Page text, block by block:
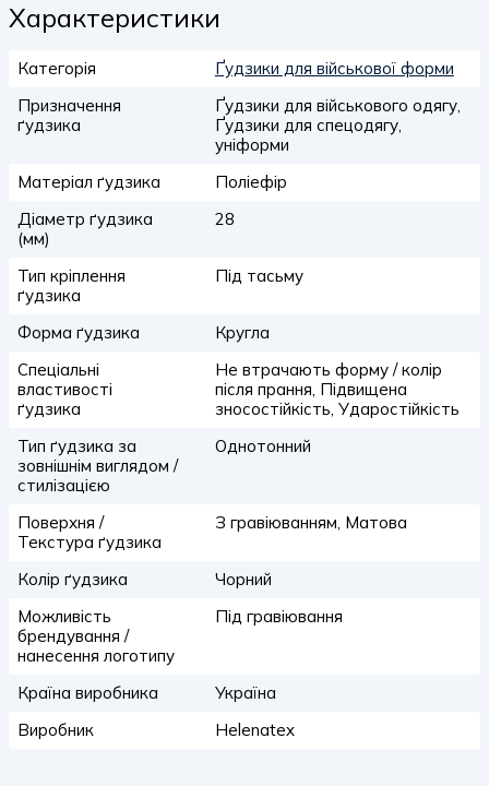
Характеристики
Категорія
Ґудзики для військової форми
Призначення
ґудзика
Ґудзики для військового одягу,
Ґудзики для спецодягу,
уніформи
Матеріал ґудзика
Поліефір
Діаметр ґудзика
(мм)
28
Тип кріплення
ґудзика
Під тасьму
Форма ґудзика
Кругла
Спеціальні
властивості
ґудзика
Не втрачають форму / колір
після прання, Підвищена
зносостійкість, Ударостійкість
Тип ґудзика за
зовнішнім виглядом /
стилізацією
Однотонний
Поверхня /
Текстура ґудзика
З гравіюванням, Матова
Колір ґудзика
Чорний
Можливість
брендування /
нанесення логотипу
Під гравіювання
Країна виробника
Україна
Виробник
Helenatex